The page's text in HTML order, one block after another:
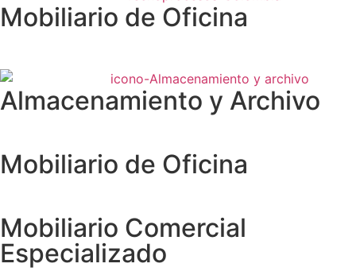
Mobiliario de Oficina
Almacenamiento y Archivo
Mobiliario de Oficina
Mobiliario Comercial
Especializado